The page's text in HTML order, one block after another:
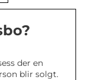
der en
blir solgt.